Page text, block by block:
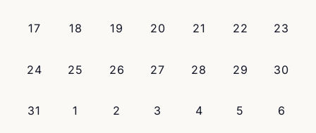
0
17
0
18
0
19
0
20
0
21
0
22
0
23
0
24
0
25
0
26
0
27
0
28
0
29
0
30
0
31
0
1
0
2
0
3
0
4
0
5
0
6